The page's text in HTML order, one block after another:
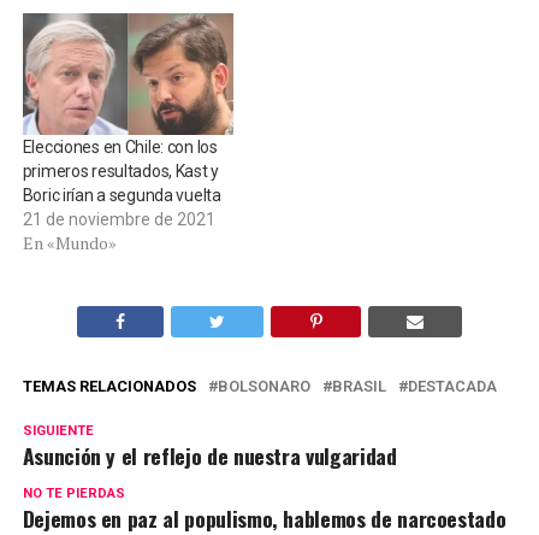
Elecciones en Chile: con los
primeros resultados, Kast y
Boric irían a segunda vuelta
21 de noviembre de 2021
En «Mundo»
TEMAS RELACIONADOS BOLSONARO BRASIL DESTACADA
SIGUIENTE
Asunción y el reflejo de nuestra vulgaridad
NO TE PIERDAS
Dejemos en paz al populismo, hablemos de narcoestado